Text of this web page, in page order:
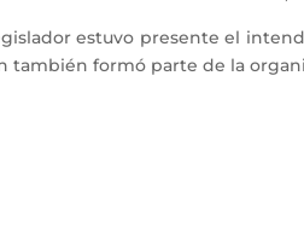
estuvo presente el
también formó parte de la